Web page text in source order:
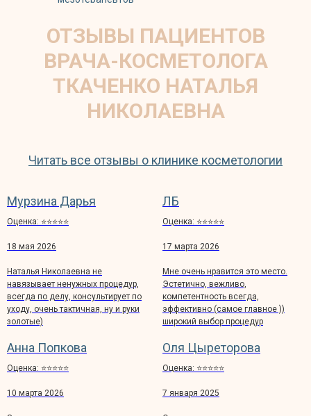
ОТЗЫВЫ ПАЦИЕНТОВ
ВРАЧА-КОСМЕТОЛОГА
ТКАЧЕНКО НАТАЛЬЯ
НИКОЛАЕВНА
Читать все отзывы о клинике косметологии
Мурзина Дарья
Оценка: ⭐️⭐️⭐️⭐️⭐️
18 мая 2026
Наталья Николаевна не
навязывает ненужных процедур,
всегда по делу, консультирует по
уходу, очень тактичная, ну и руки
золотые)
ЛБ
Оценка: ⭐️⭐️⭐️⭐️⭐️
17 марта 2026
Мне очень нравится это место.
Эстетично, вежливо,
компетентность всегда,
эффективно (самое главное ))
широкий выбор процедур
Анна Попкова
Оценка: ⭐️⭐️⭐️⭐️⭐️
10 марта 2026
Оля Цыреторова
Оценка: ⭐️⭐️⭐️⭐️⭐️
7 января 2025